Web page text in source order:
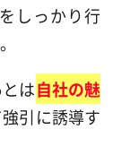
しっかり行
は自社の魅
引に誘導す